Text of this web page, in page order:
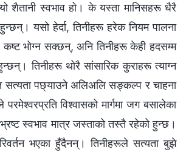
शैतानी स्वभाव हो। के यस्ता मानिसहरू धैरै
यसो हेर्दा, तिनीहरू हरेक नियम पालना
कष्ट भोग्न सक्छन्, अनि तिनीहरू केही हदसम्म
तिनीहरू थोरै सांसारिक कुराहरू त्याग्न
सत्यता पछ्याउने अलिअलि सङ्कल्प र चाहना
विश्‍वासको मार्गमा जग बसालेका
स्वभाव मात्र जस्ताको तस्तै रहेको हुन्छ।
भएका हुँदैनन्। तिनीहरूले सत्यता बुझे